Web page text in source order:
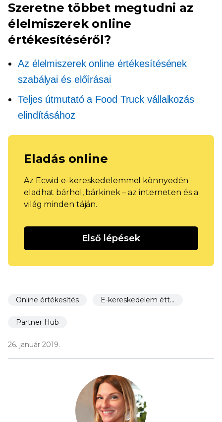
Szeretne többet megtudni az
élelmiszerek online
értékesítéséről?
Az élelmiszerek online értékesítésének
szabályai és előírásai
Teljes útmutató a Food Truck vállalkozás
elindításához
Eladás online
Az Ecwid e-kereskedelemmel könnyedén
eladhat bárhol, bárkinek – az interneten és a
világ minden táján.
Első lépések
Online értékesítés E-kereskedelem éttermek számára
Partner Hub
26. január 2019.